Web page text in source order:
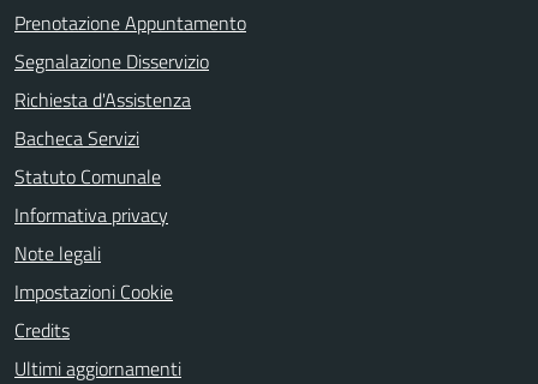
Prenotazione Appuntamento
Segnalazione Disservizio
Richiesta d'Assistenza
Bacheca Servizi
Statuto Comunale
Informativa privacy
Note legali
Impostazioni Cookie
Credits
Ultimi aggiornamenti